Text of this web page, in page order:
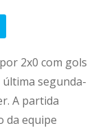
2x0 com gols
segunda-
A partida
da equipe